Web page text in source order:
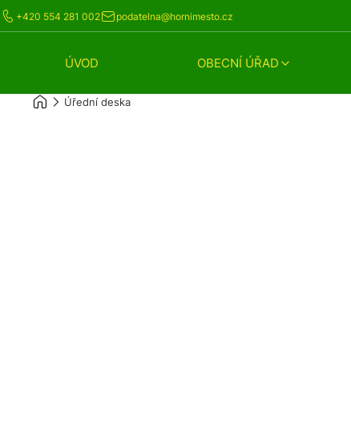
+420 554 281 002 podatelna@hornimesto.cz
ÚVOD OBECNÍ ÚŘAD
Úřední deska